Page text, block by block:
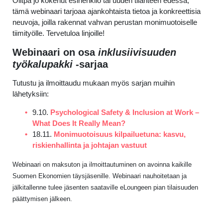
tämä webinaari tarjoaa ajankohtaista tietoa ja konkreettisia
neuvoja, joilla rakennat vahvan perustan monimuotoiselle
tiimityölle. Tervetuloa linjoille!
Webinaari on osa inklusiivisuuden
työkalupakki -sarjaa
Tutustu ja ilmoittaudu mukaan myös sarjan muihin
lähetyksiin:
9.10. Psychological Safety & Inclusion at Work –
What Does It Really Mean?
18.11. Monimuotoisuus kilpailuetuna: kasvu,
riskienhallinta ja johtajan vastuut
Webinaari on maksuton ja ilmoittautuminen on avoinna kaikille
Suomen Ekonomien täysjäsenille. Webinaari nauhoitetaan ja
jälkitallenne tulee jäsenten saataville eLoungeen pian tilaisuuden
päättymisen jälkeen.